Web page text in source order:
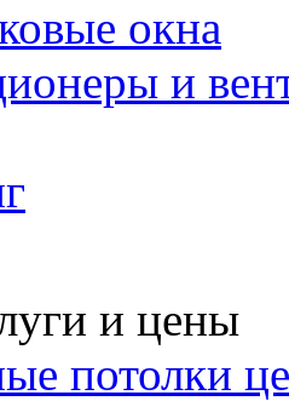
окна
и
и цены
потолки